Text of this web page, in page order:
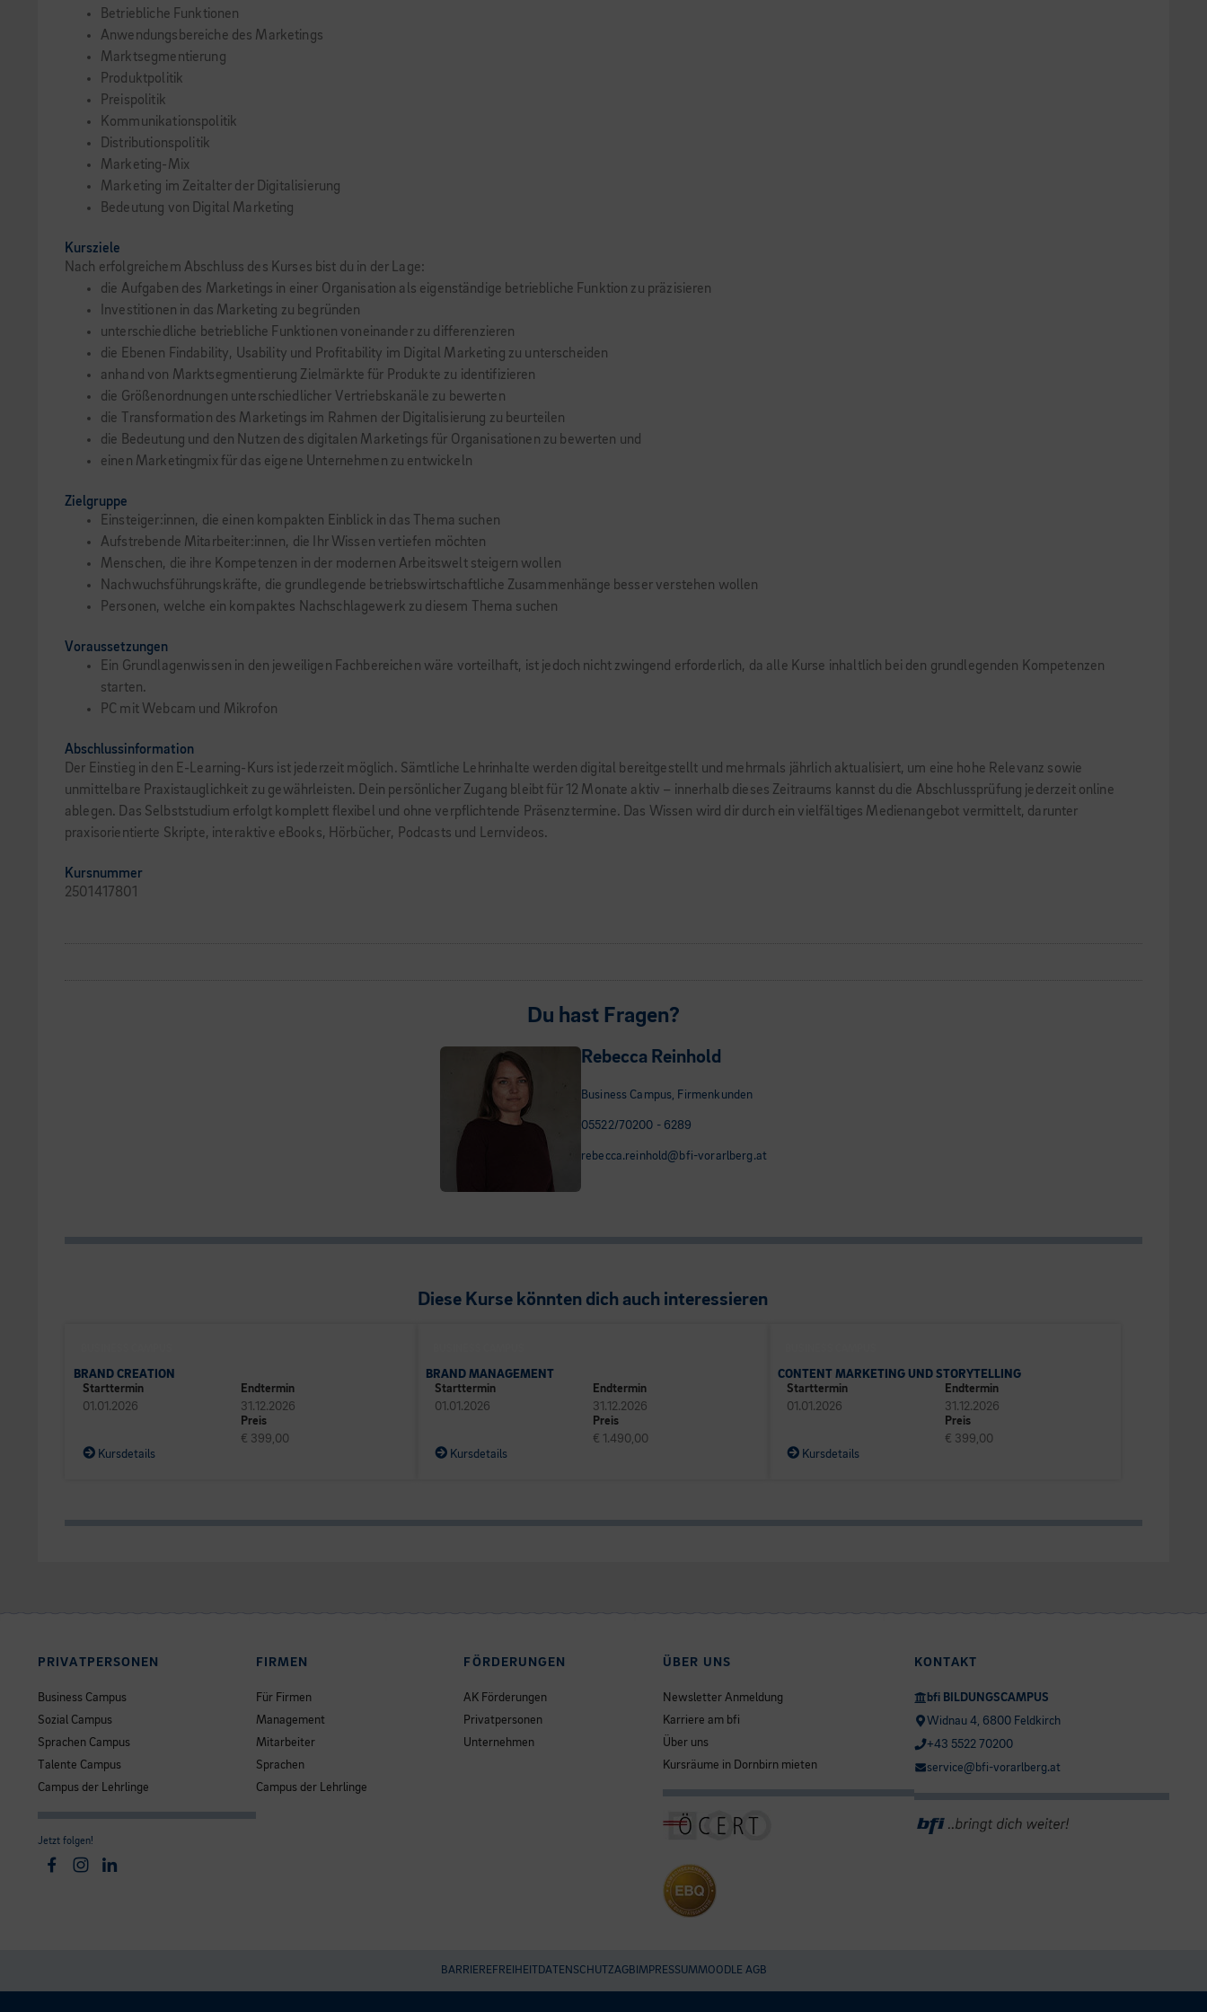
Betriebliche Funktionen
Anwendungsbereiche des Marketings
Marktsegmentierung
Produktpolitik
Preispolitik
Kommunikationspolitik
Distributionspolitik
Marketing-Mix
Marketing im Zeitalter der Digitalisierung
Bedeutung von Digital Marketing
Kursziele
Nach erfolgreichem Abschluss des Kurses bist du in der Lage:
die Aufgaben des Marketings in einer Organisation als eigenständige betriebliche Funktion zu präzisieren
Investitionen in das Marketing zu begründen
unterschiedliche betriebliche Funktionen voneinander zu differenzieren
die Ebenen Findability, Usability und Profitability im Digital Marketing zu unterscheiden
anhand von Marktsegmentierung Zielmärkte für Produkte zu identifizieren
die Größenordnungen unterschiedlicher Vertriebskanäle zu bewerten
die Transformation des Marketings im Rahmen der Digitalisierung zu beurteilen
die Bedeutung und den Nutzen des digitalen Marketings für Organisationen zu bewerten und
einen Marketingmix für das eigene Unternehmen zu entwickeln
Zielgruppe
Einsteiger:innen, die einen kompakten Einblick in das Thema suchen
Aufstrebende Mitarbeiter:innen, die Ihr Wissen vertiefen möchten
Menschen, die ihre Kompetenzen in der modernen Arbeitswelt steigern wollen
Nachwuchsführungskräfte, die grundlegende betriebswirtschaftliche Zusammenhänge besser verstehen wollen
Personen, welche ein kompaktes Nachschlagewerk zu diesem Thema suchen
Voraussetzungen
Ein Grundlagenwissen in den jeweiligen Fachbereichen wäre vorteilhaft, ist jedoch nicht zwingend erforderlich, da alle Kurse inhaltlich bei den grundlegenden Kompetenzen
starten.
PC mit Webcam und Mikrofon
Abschlussinformation
Der Einstieg in den E-Learning-Kurs ist jederzeit möglich. Sämtliche Lehrinhalte werden digital bereitgestellt und mehrmals jährlich aktualisiert, um eine hohe Relevanz sowie
unmittelbare Praxistauglichkeit zu gewährleisten. Dein persönlicher Zugang bleibt für 12 Monate aktiv – innerhalb dieses Zeitraums kannst du die Abschlussprüfung jederzeit online
ablegen. Das Selbststudium erfolgt komplett flexibel und ohne verpflichtende Präsenztermine. Das Wissen wird dir durch ein vielfältiges Medienangebot vermittelt, darunter
praxisorientierte Skripte, interaktive eBooks, Hörbücher, Podcasts und Lernvideos.
Kursnummer
2501417801
Du hast Fragen?
Rebecca Reinhold
Business Campus, Firmenkunden
05522/70200 - 6289
rebecca.reinhold@bfi-vorarlberg.at
Diese Kurse könnten dich auch interessieren
BRAND CREATION
Starttermin
01.01.2026
Endtermin
31.12.2026
Preis
€ 399,00
Kursdetails
BRAND MANAGEMENT
Starttermin
01.01.2026
Endtermin
31.12.2026
Preis
€ 1.490,00
Kursdetails
CONTENT MARKETING UND STORYTELLING
Starttermin
01.01.2026
Endtermin
31.12.2026
Preis
€ 399,00
Kursdetails
PRIVATPERSONEN
Business Campus
Sozial Campus
Sprachen Campus
Talente Campus
Campus der Lehrlinge
Jetzt folgen!
Facebook
Instagram
Linkedin
FIRMEN
Für Firmen
Management
Mitarbeiter
Sprachen
Campus der Lehrlinge
FÖRDERUNGEN
AK Förderungen
Privatpersonen
Unternehmen
ÜBER UNS
Newsletter Anmeldung
Karriere am bfi
Über uns
Kursräume in Dornbirn mieten
KONTAKT
bfi BILDUNGSCAMPUS
Widnau 4, 6800 Feldkirch
+43 5522 70200
service@bfi-vorarlberg.at
BARRIEREFREIHEITDATENSCHUTZAGB IMPRESSUMMOODLE AGB